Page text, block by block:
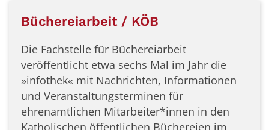
Büchereiarbeit / KÖB
Die Fachstelle für Büchereiarbeit
veröffentlicht etwa sechs Mal im Jahr die
»infothek« mit Nachrichten, Informationen
und Veranstaltungsterminen für
ehrenamtlichen Mitarbeiter*innen in den
Katholischen öffentlichen Büchereien im